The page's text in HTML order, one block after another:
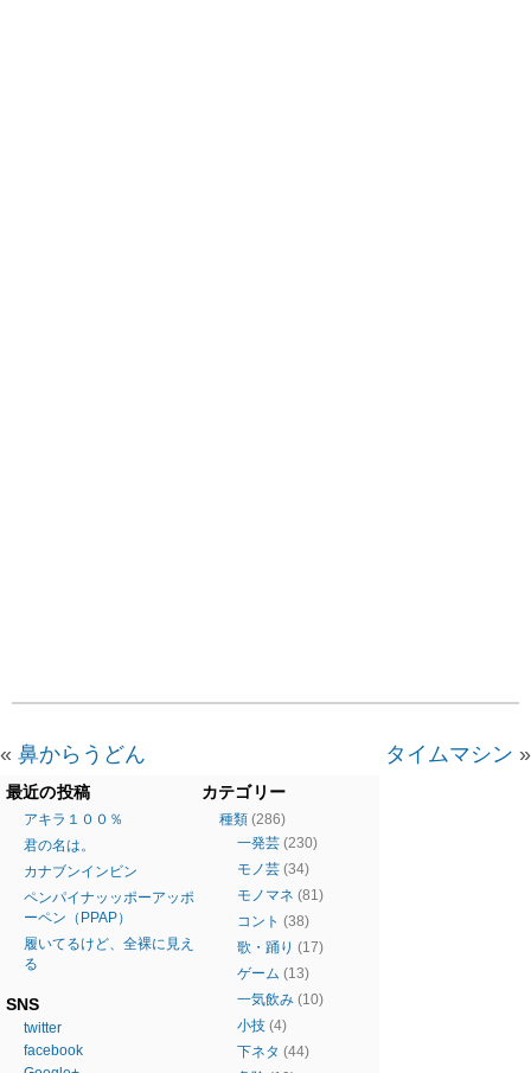
« 鼻からうどん タイムマシン »
最近の投稿
アキラ１００％
君の名は。
カナブンインビン
ペンパイナッッポーアッポ
ーペン（PPAP）
履いてるけど、全裸に見え
る
SNS
twitter
facebook
カテゴリー
種類 (286)
一発芸 (230)
モノ芸 (34)
モノマネ (81)
コント (38)
歌・踊り (17)
ゲーム (13)
一気飲み (10)
小技 (4)
下ネタ (44)